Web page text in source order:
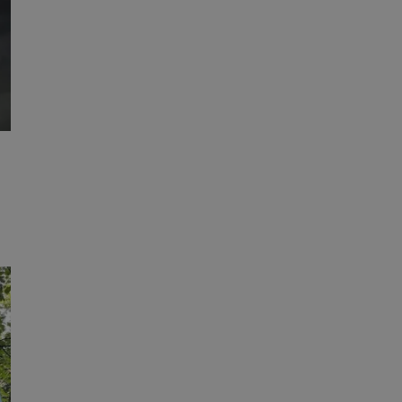
sesji.
witrynę
ludzi i botów.
ponieważ
na temat
dla ich
dotyczące
i
że ich
przyszłych
usługę Cookie-